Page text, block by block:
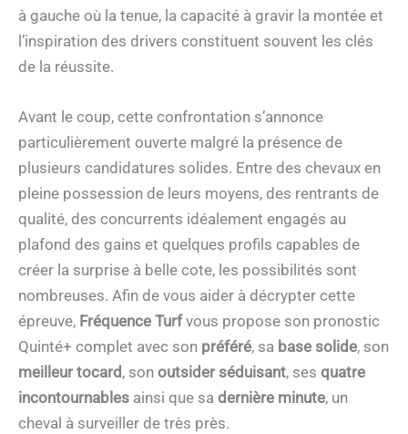
à gauche où la tenue, la capacité à gravir la montée et
l’inspiration des drivers constituent souvent les clés
de la réussite.
Avant le coup, cette confrontation s’annonce
particulièrement ouverte malgré la présence de
plusieurs candidatures solides. Entre des chevaux en
pleine possession de leurs moyens, des rentrants de
qualité, des concurrents idéalement engagés au
plafond des gains et quelques profils capables de
créer la surprise à belle cote, les possibilités sont
nombreuses. Afin de vous aider à décrypter cette
épreuve, Fréquence Turfvous propose son pronostic
Quinté+ complet avec son préféré, sa base solide, son
meilleur tocard , son outsider séduisant, ses quatre
incontournables ainsi que sa dernière minute, un
cheval à surveiller de très près.